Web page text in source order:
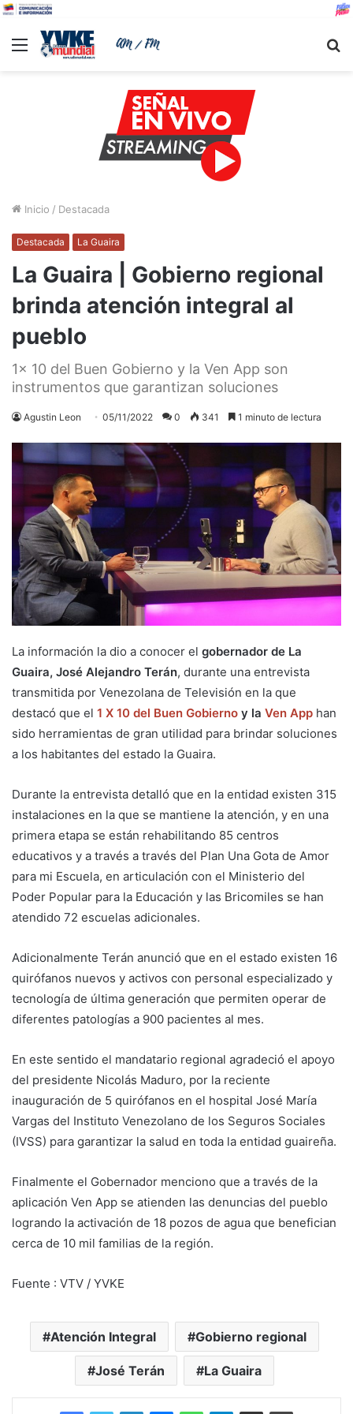
Menu
Inicio / Destacada
Destacada La Guaira
La Guaira | Gobierno regional
brinda atención integral al
pueblo
1x 10 del Buen Gobierno y la Ven App son
instrumentos que garantizan soluciones
Agustin Leon 05/11/2022 0 341 1 minuto de lectura
La información la dio a conocer el gobernador de La
Guaira, José Alejandro Terán, durante una entrevista
transmitida por Venezolana de Televisión en la que
destacó que el 1 X 10 del Buen Gobierno y la Ven App han
sido herramientas de gran utilidad para brindar soluciones
a los habitantes del estado la Guaira.
Durante la entrevista detalló que en la entidad existen 315
instalaciones en la que se mantiene la atención, y en una
primera etapa se están rehabilitando 85 centros
educativos y a través a través del Plan Una Gota de Amor
para mi Escuela, en articulación con el Ministerio del
Poder Popular para la Educación y las Bricomiles se han
atendido 72 escuelas adicionales.
Adicionalmente Terán anunció que en el estado existen 16
quirófanos nuevos y activos con personal especializado y
tecnología de última generación que permiten operar de
diferentes patologías a 900 pacientes al mes.
En este sentido el mandatario regional agradeció el apoyo
del presidente Nicolás Maduro, por la reciente
inauguración de 5 quirófanos en el hospital José María
Vargas del Instituto Venezolano de los Seguros Sociales
(IVSS) para garantizar la salud en toda la entidad guaireña.
Finalmente el Gobernador menciono que a través de la
aplicación Ven App se atienden las denuncias del pueblo
logrando la activación de 18 pozos de agua que benefician
cerca de 10 mil familias de la región.
Fuente : VTV / YVKE
Atención Integral Gobierno regional
José Terán La Guaira